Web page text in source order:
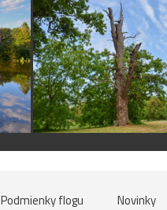
Podmienky flogu Novinky